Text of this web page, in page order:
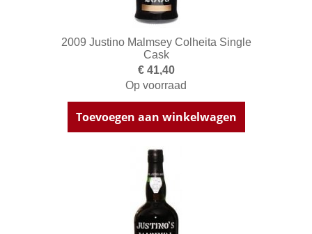
2009 Justino Malmsey Colheita Single
Cask
€ 41,40
Op voorraad
Toevoegen aan winkelwagen